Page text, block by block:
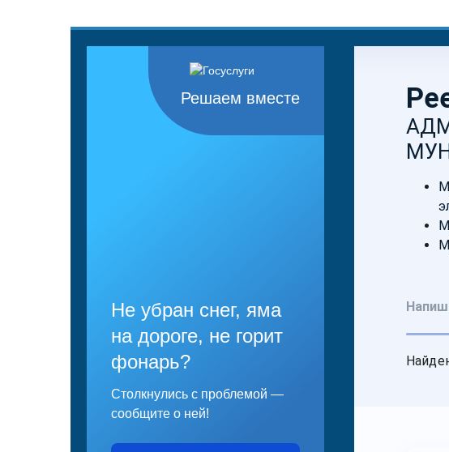
Решаем вместе
Не убран снег, яма
на дороге, не горит
фонарь?
Столкнулись с проблемой —
сообщите о ней!